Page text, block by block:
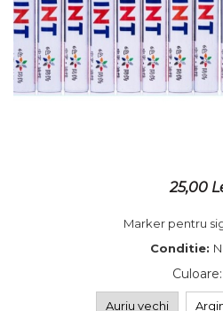
Placute gravate la comanda
Brelocuri gravate
25,00
Marker pentru
Conditie:
Culoare:
Auriu vechi